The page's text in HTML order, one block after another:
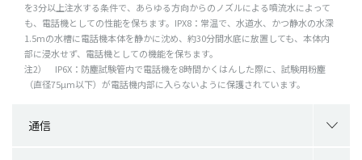
を3分以上注水する条件で、あらゆる方向からのノズルによる噴流水によって
も、電話機としての性能を保ちます。IPX8：常温で、水道水、かつ静水の水深
1.5mの水槽に電話機本体を静かに沈め、約30分間水底に放置しても、本体内
部に浸水せず、電話機としての機能を保ちます。
注2）
IP6X：防塵試験管内で電話機を8時間かくはんした際に、試験用粉塵
（直径75µm以下）が電話機内部に入らないように保護されています。
通信